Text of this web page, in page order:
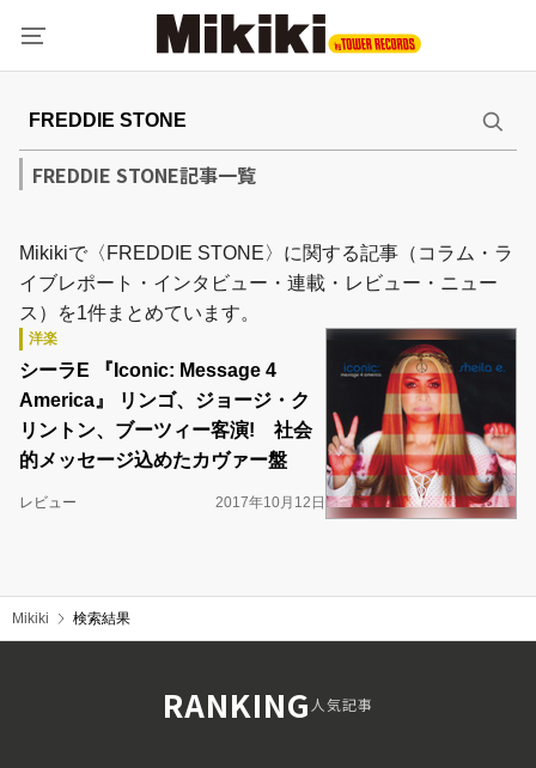
FREDDIE STONE記事一覧
Mikikiで〈FREDDIE STONE〉に関する記事（コラム・ラ
イブレポート・インタビュー・連載・レビュー・ニュー
ス）を1件まとめています。
洋楽
シーラE 『Iconic: Message 4
America』 リンゴ、ジョージ・ク
リントン、ブーツィー客演! 社会
的メッセージ込めたカヴァー盤
レビュー 2017年10月12日
Mikiki 検索結果
RANKING人気記事